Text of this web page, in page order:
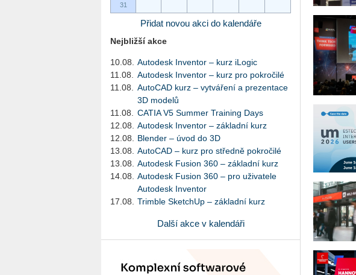
31
Přidat novou akci do kalendáře
Nejbližší akce
10.08.
Autodesk Inventor – kurz iLogic
11.08.
Autodesk Inventor – kurz pro pokročilé
11.08.
AutoCAD kurz – vytváření a prezentace
3D modelů
11.08.
CATIA V5 Summer Training Days
12.08.
Autodesk Inventor – základní kurz
12.08.
Blender – úvod do 3D
13.08.
AutoCAD – kurz pro středně pokročilé
13.08.
Autodesk Fusion 360 – základní kurz
14.08.
Autodesk Fusion 360 – pro uživatele
Autodesk Inventor
17.08.
Trimble SketchUp – základní kurz
Další akce v kalendáři